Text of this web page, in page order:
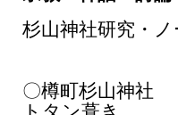
杉山神社研究・ノ
〇樽町杉山神社